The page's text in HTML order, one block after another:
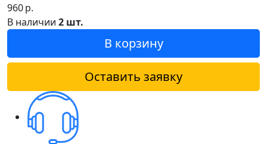
960р.
В наличии 2 шт.
В корзину
Оставить заявку